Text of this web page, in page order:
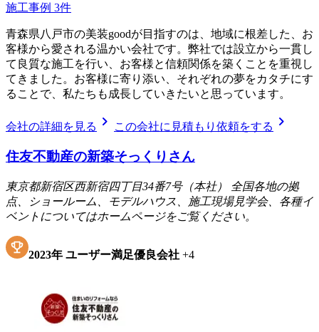
施工事例 3件
青森県八戸市の美装goodが目指すのは、地域に根差した、お
客様から愛される温かい会社です。弊社では設立から一貫し
て良質な施工を行い、お客様と信頼関係を築くことを重視し
てきました。お客様に寄り添い、それぞれの夢をカタチにす
ることで、私たちも成長していきたいと思っています。
会社の詳細を見る chevron_right この会社に見積もり依頼をする chevron_right
住友不動産の新築そっくりさん
東京都新宿区西新宿四丁目34番7号（本社） 全国各地の拠
点、ショールーム、モデルハウス、施工現場見学会、各種イ
ベントについてはホームページをご覧ください。
2023年 ユーザー満足優良会社 +4